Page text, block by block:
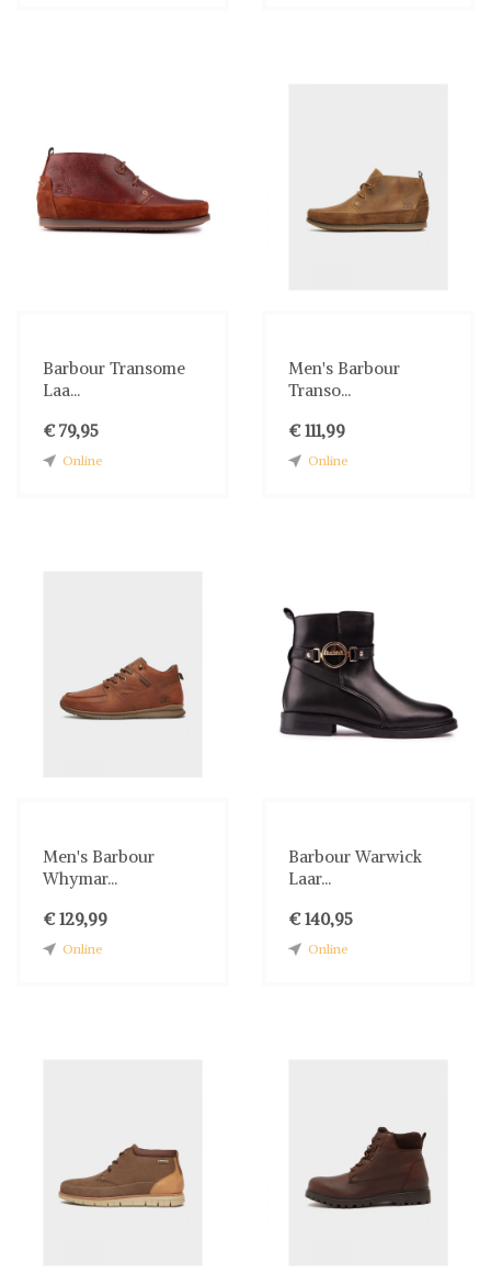
Barbour Transome
Laa...
€ 79,95
Online
Men's Barbour
Transo...
€ 111,99
Online
Men's Barbour
Whymar...
€ 129,99
Online
Barbour Warwick
Laar...
€ 140,95
Online